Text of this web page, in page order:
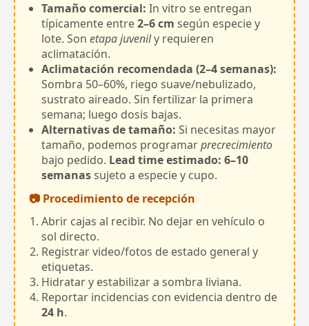
Tamaño comercial: In vitro se entregan
típicamente entre2–6 cm según especie y
lote. Son etapa juvenily requieren
aclimatación.
Aclimatación recomendada (2–4 semanas):
Sombra 50–60%, riego suave/nebulizado,
sustrato aireado. Sin fertilizar la primera
semana; luego dosis bajas.
Alternativas de tamaño: Si necesitas mayor
tamaño, podemos programarprecrecimiento
bajo pedido. Lead time estimado: 6–10
semanassujeto a especie y cupo.
📷 Procedimiento de recepción
Abrir cajas al recibir. No dejar en vehículo o
sol directo.
Registrar video/fotos de estado general y
etiquetas.
Hidratar y estabilizar a sombra liviana.
Reportar incidencias con evidencia dentro de
24 h.